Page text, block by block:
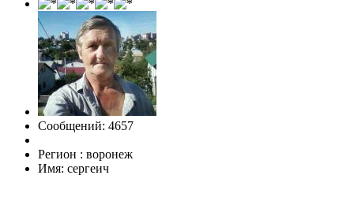
Сообщений: 4657
Регион : воронеж
Имя: сергеич